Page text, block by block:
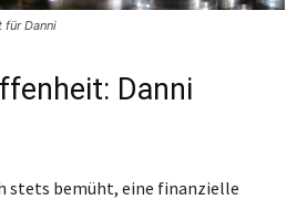
für Danni
Danni
stets bemüht, eine finanzielle